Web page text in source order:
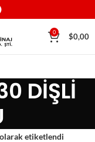
0 $0,00
DİŞLİ
etiketlendi